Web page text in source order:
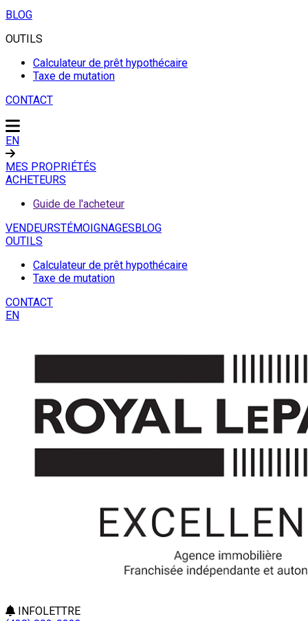
BLOG
OUTILS
Calculateur de prêt hypothécaire
Taxe de mutation
CONTACT
EN
MES PROPRIÉTÉS
ACHETEURS
Guide de l'acheteur
VENDEURSTÉMOIGNAGESBLOG
OUTILS
Calculateur de prêt hypothécaire
Taxe de mutation
CONTACT
EN
INFOLETTRE